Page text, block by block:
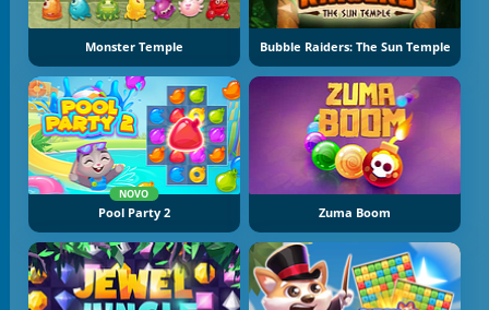
Monster Temple Bubble Raiders: The Sun Temple
NOVO
Pool Party 2 Zuma Boom